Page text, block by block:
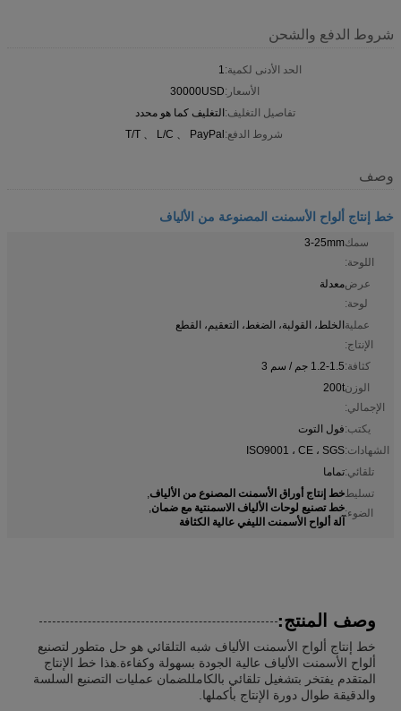
شروط الدفع والشحن
الحد الأدنى لكمية:1
الأسعار:30000USD
تفاصيل التغليف:التغليف كما هو محدد
شروط الدفع:T/T 、 L/C 、 PayPal
وصف
خط إنتاج ألواح الأسمنت المصنوعة من الألياف
سمك
اللوحة:
3-25mm
عرض
لوحة:
معدلة
عملية
الإنتاج:
الخلط، القولبة، الضغط، التعقيم، القطع
كثافة:1.2-1.5 جم / سم 3
الوزن
الإجمالي:
200t
يكتب:فول التوت
الشهادات:ISO9001 ، CE ، SGS
تلقائي:تماما
تسليط
الضوء:
خط إنتاج أوراق الأسمنت المصنوع من الألياف,
خط تصنيع لوحات الألياف الاسمنتية مع ضمان,
آلة ألواح الأسمنت الليفي عالية الكثافة
وصف المنتج:
خط إنتاج ألواح الأسمنت الألياف شبه التلقائي هو حل متطور لتصنيع
ألواح الأسمنت الألياف عالية الجودة بسهولة وكفاءة.هذا خط الإنتاج
المتقدم يفتخر بتشغيل تلقائي بالكامللضمان عمليات التصنيع السلسة
والدقيقة طوال دورة الإنتاج بأكملها.